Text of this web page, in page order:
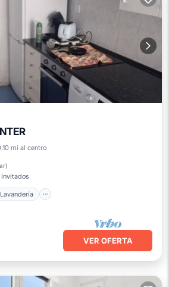
mi al centro
)
Lavandería
Lavandería
VER OFERTA